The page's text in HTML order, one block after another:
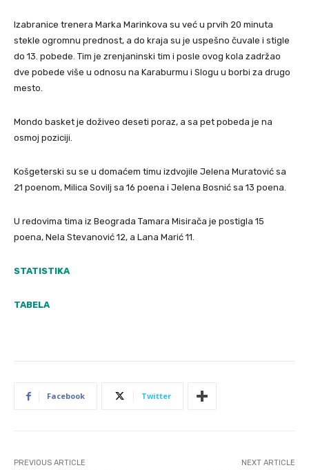
Izabranice trenera Marka Marinkova su već u prvih 20 minuta
stekle ogromnu prednost, a do kraja su je uspešno čuvale i stigle
do 13. pobede. Tim je zrenjaninski tim i posle ovog kola zadržao
dve pobede više u odnosu na Karaburmu i Slogu u borbi za drugo
mesto.
Mondo basket je doživeo deseti poraz, a sa pet pobeda je na
osmoj poziciji.
Košgeterski su se u domaćem timu izdvojile Jelena Muratović sa
21 poenom, Milica Sovilj sa 16 poena i Jelena Bosnić sa 13 poena.
U redovima tima iz Beograda Tamara Misirača je postigla 15
poena, Nela Stevanović 12, a Lana Marić 11.
STATISTIKA
TABELA
Facebook Twitter
PREVIOUS ARTICLE NEXT ARTICLE